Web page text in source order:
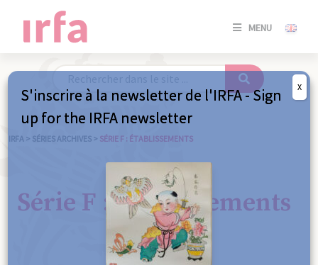
MENU
SE
IRFA > SÉRIES ARCHIVES > SÉRIE F : ÉTABLISSEMENTS
Série F : Établissements
S'inscrire à la newsletter de l'IRFA - Sign
up for the IRFA newsletter
X